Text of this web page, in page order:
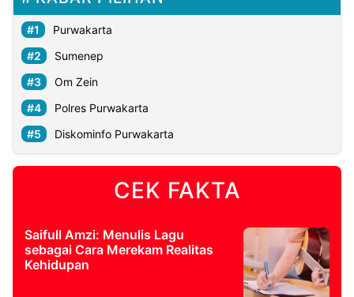
Purwakarta
Sumenep
Om Zein
Polres Purwakarta
Diskominfo Purwakarta
CEK FAKTA
Saifull Amzi: Menulis Lagu
sebagai Cara Merekam Realitas
Kehidupan